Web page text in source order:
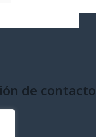
de contacto